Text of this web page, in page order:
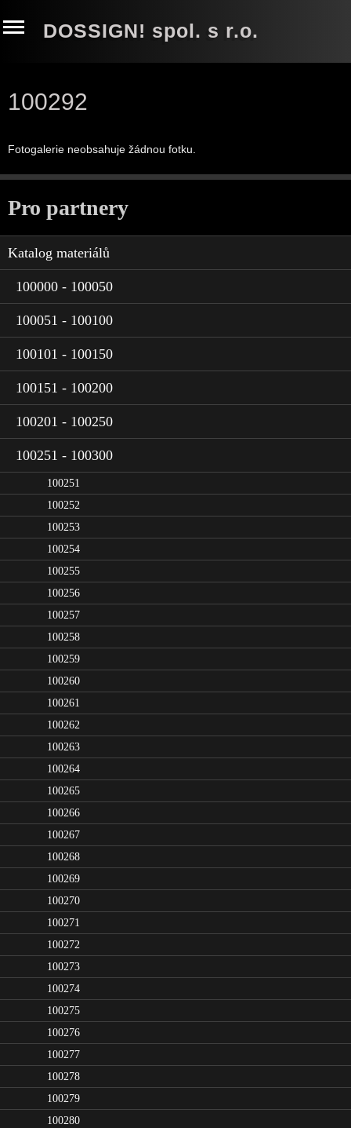
DOSSIGN! spol. s r.o.
100292
Fotogalerie neobsahuje žádnou fotku.
Pro partnery
Katalog materiálů
100000 - 100050
100051 - 100100
100101 - 100150
100151 - 100200
100201 - 100250
100251 - 100300
100251
100252
100253
100254
100255
100256
100257
100258
100259
100260
100261
100262
100263
100264
100265
100266
100267
100268
100269
100270
100271
100272
100273
100274
100275
100276
100277
100278
100279
100280